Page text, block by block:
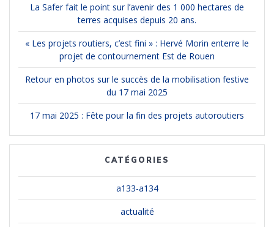
La Safer fait le point sur l’avenir des 1 000 hectares de
terres acquises depuis 20 ans.
« Les projets routiers, c’est fini » : Hervé Morin enterre le
projet de contournement Est de Rouen
Retour en photos sur le succès de la mobilisation festive
du 17 mai 2025
17 mai 2025 : Fête pour la fin des projets autoroutiers
CATÉGORIES
a133-a134
actualité